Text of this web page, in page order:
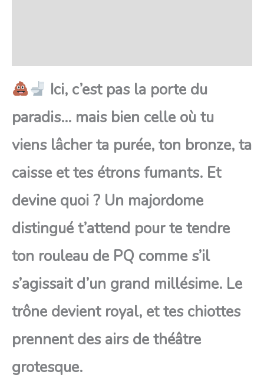
Ici, c’est pas la porte du
paradis… mais bien celle où tu
viens lâcher ta purée, ton bronze, ta
caisse et tes étrons fumants. Et
devine quoi ? Un majordome
distingué t’attend pour te tendre
ton rouleau de PQ comme s’il
s’agissait d’un grand millésime. Le
trône devient royal, et tes chiottes
prennent des airs de théâtre
grotesque.